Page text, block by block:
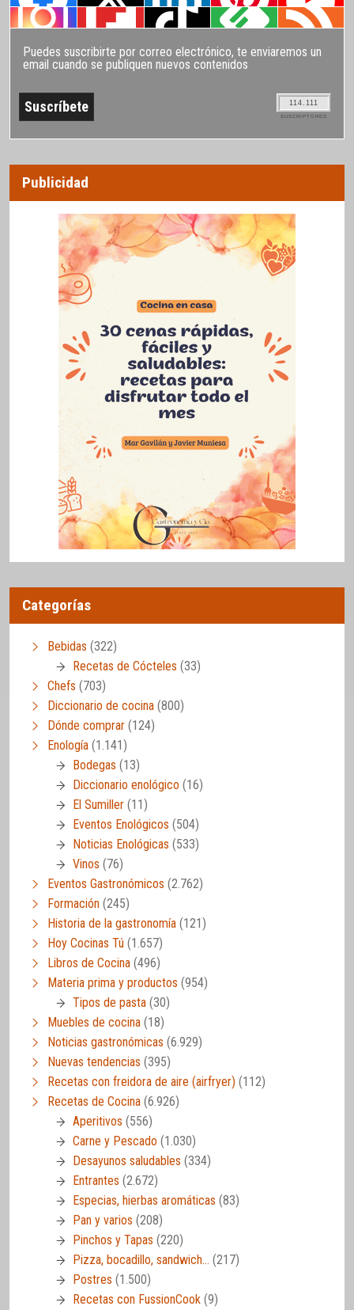
Puedes suscribirte por correo electrónico, te enviaremos un
email cuando se publiquen nuevos contenidos
114.111
SUSCRIPTORES
Publicidad
Categorías
Bebidas (322)
Recetas de Cócteles (33)
Chefs (703)
Diccionario de cocina (800)
Dónde comprar (124)
Enología (1.141)
Bodegas (13)
Diccionario enológico (16)
El Sumiller (11)
Eventos Enológicos (504)
Noticias Enológicas (533)
Vinos (76)
Eventos Gastronómicos (2.762)
Formación (245)
Historia de la gastronomía (121)
Hoy Cocinas Tú (1.657)
Libros de Cocina (496)
Materia prima y productos (954)
Tipos de pasta (30)
Muebles de cocina (18)
Noticias gastronómicas (6.929)
Nuevas tendencias (395)
Recetas con freidora de aire (airfryer) (112)
Recetas de Cocina (6.926)
Aperitivos (556)
Carne y Pescado (1.030)
Desayunos saludables (334)
Entrantes (2.672)
Especias, hierbas aromáticas (83)
Pan y varios (208)
Pinchos y Tapas (220)
Pizza, bocadillo, sandwich… (217)
Postres (1.500)
Recetas con FussionCook (9)